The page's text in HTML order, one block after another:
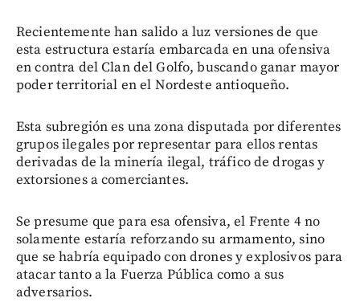
Recientemente han salido a luz versiones de que
esta estructura estaría embarcada en una ofensiva
en contra del Clan del Golfo, buscando ganar mayor
poder territorial en el Nordeste antioqueño.
Esta subregión es una zona disputada por diferentes
grupos ilegales por representar para ellos rentas
derivadas de la minería ilegal, tráfico de drogas y
extorsiones a comerciantes.
Se presume que para esa ofensiva, el Frente 4 no
solamente estaría reforzando su armamento, sino
que se habría equipado con drones y explosivos para
atacar tanto a la Fuerza Pública como a sus
adversarios.